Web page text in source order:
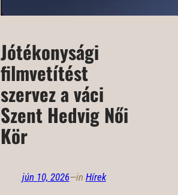
Jótékonysági
filmvetítést
szervez a váci
Szent Hedvig Női
Kör
jún 10, 2026—in Hírek